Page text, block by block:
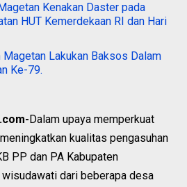
Kenakan Daster pada
HUT Kemerdekaan RI dan Hari
Magetan Lakukan Baksos Dalam
Ke-79.
Dalam upaya memperkuat
kualitas pengasuhan
PP dan PA Kabupaten
dari beberapa desa